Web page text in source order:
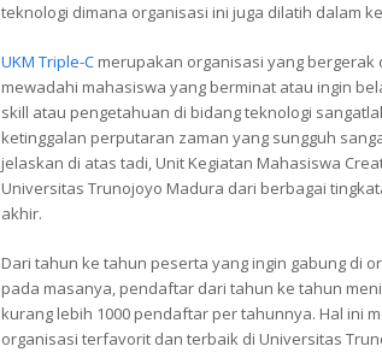
teknologi dimana organisasi ini juga dilatih dalam
UKM Triple-C merupakan organisasi yang
mewadahi mahasiswa yang berminat atau ingin
skill atau pengetahuan di bidang teknologi
ketinggalan perputaran zaman yang sungguh
jelaskan di atas tadi, Unit Kegiatan Mahasiswa
Universitas Trunojoyo Madura dari berbagai
akhir.
Dari tahun ke tahun peserta yang ingin gabung di
pada masanya, pendaftar dari tahun ke tahun
kurang lebih 1000 pendaftar per tahunnya. Hal ini
organisasi terfavorit dan terbaik di Universitas